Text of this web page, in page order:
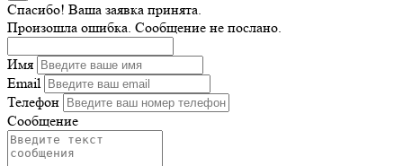
Спасибо! Ваша заявка принята.
Произошла ошибка. Сообщение не послано.
Имя
Email
Телефон
Сообщение